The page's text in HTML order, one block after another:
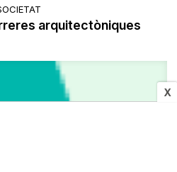
X
arquitectòniques